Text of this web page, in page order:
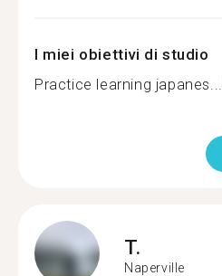
I miei obiettivi di studio
Practice learning japanes...
T.
Naperville